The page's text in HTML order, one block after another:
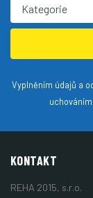
Kategorie
Vyplněním údajů a
KONTAKT
REHA 2015, s.r.o.